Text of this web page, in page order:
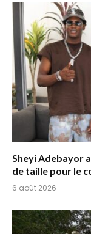
Sheyi Adebayor
de taille pour le
6 août 2026